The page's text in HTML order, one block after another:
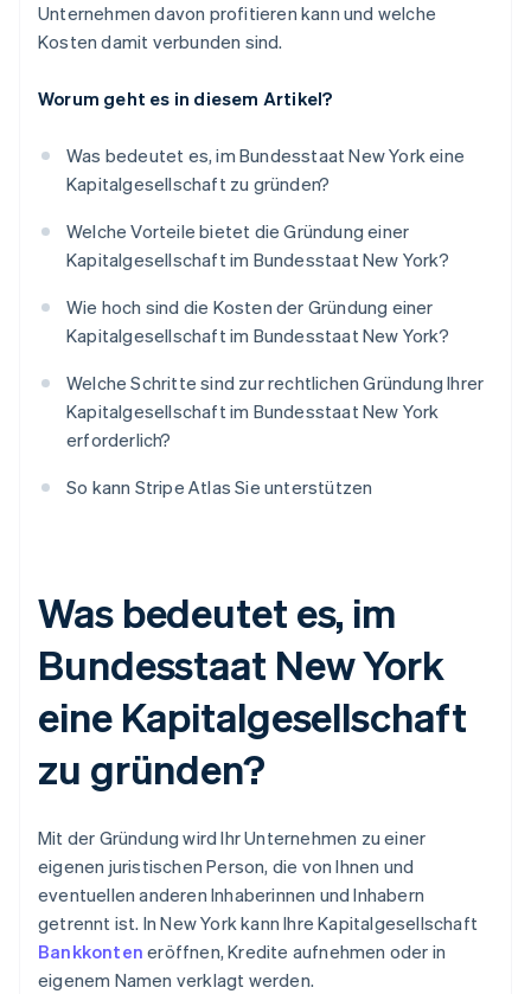
Unternehmen davon profitieren kann und welche
Kosten damit verbunden sind.
Worum geht es in diesem Artikel?
Was bedeutet es, im Bundesstaat New York eine
Kapitalgesellschaft zu gründen?
Welche Vorteile bietet die Gründung einer
Kapitalgesellschaft im Bundesstaat New York?
Wie hoch sind die Kosten der Gründung einer
Kapitalgesellschaft im Bundesstaat New York?
Welche Schritte sind zur rechtlichen Gründung Ihrer
Kapitalgesellschaft im Bundesstaat New York
erforderlich?
So kann Stripe Atlas Sie unterstützen
Was bedeutet es, im
Bundesstaat New York
eine Kapitalgesellschaft
zu gründen?
Mit der Gründung wird Ihr Unternehmen zu einer
eigenen juristischen Person, die von Ihnen und
eventuellen anderen Inhaberinnen und Inhabern
getrennt ist. In New York kann Ihre Kapitalgesellschaft
Bankkonten eröffnen, Kredite aufnehmen oder in
eigenem Namen verklagt werden.